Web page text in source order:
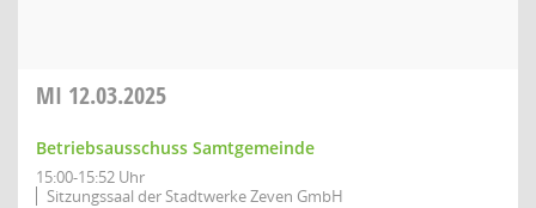
MI 12.03.2025
Betriebsausschuss Samtgemeinde
15:00-15:52 Uhr
Sitzungssaal der Stadtwerke Zeven GmbH